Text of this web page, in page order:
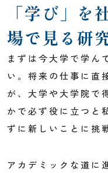
「学び」を
場で見る研
まずは今大学で学ん
い。将来の仕事に直
が、大学や大学院で
かで必ず役に立つと
ずに新しいことに挑
アカデミックな道に